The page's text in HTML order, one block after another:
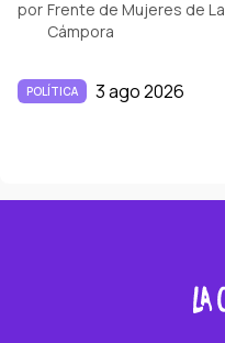
por Frente de Mujeres de La
Cámpora
POLÍTICA 3 ago 2026